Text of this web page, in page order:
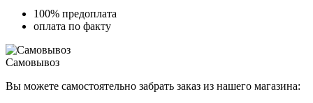
100% предоплата
оплата по факту
Самовывоз
Вы можете самостоятельно забрать заказ из нашего магазина: